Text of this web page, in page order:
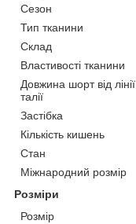
Сезон
Тип тканини
Склад
Властивості тканини
Довжина шорт від лінії
талії
Застібка
Кількість кишень
Стан
Міжнародний розмір
Розміри
Розмір